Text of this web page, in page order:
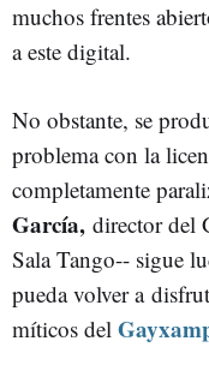
muchos frentes
a este digital.
No obstante, se
problema con la
completamente
García, director del
Sala Tango-- sigue
pueda volver a
míticos del